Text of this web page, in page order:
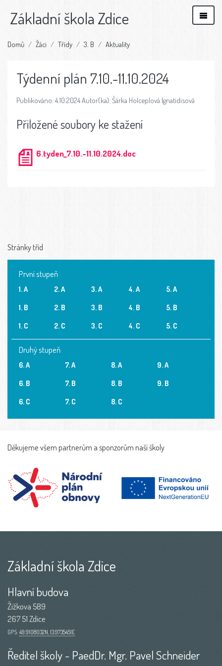
Základní škola Zdice
Domů Žáci Třídy 3. B Aktuality
Týdenní plán 7.10.-11.10.2024
Publikováno: 4.10.2024 Autor(ka): Šárka Holceplová Ignatidisová
Přiložené soubory ke stažení
6.tyden_7.10.-11.10.2024.doc
Stránky tříd
První stupeň
1. A
1. B
1. C
2. A
2. B
2. C
3. A
3. B
3. C
4. A
4. B
4. C
5. A
5. B
5. C
Druhý stupeň
6. A
6. B
6. C
7. A
7. B
7. C
8. A
8. B
8. C
9. A
9. B
Děkujeme všem partnerům a sponzorům naší školy
Základní škola Zdice
Hlavní budova
Žižkova 589
267 51 Zdice
GPS: 49.9108032N, 13.9735451E
Ředitel školy - PaedDr. Mgr. Pavel Schneider